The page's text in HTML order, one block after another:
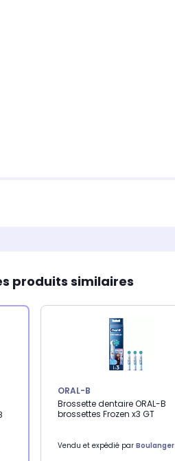
produits similaires
ORAL-B
Brossette dentaire ORAL-B
brossettes Frozen x3 GT
Vendu et expédié par Boulanger